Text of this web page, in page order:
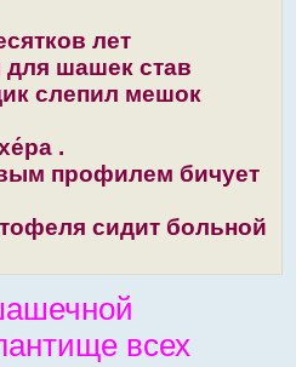
лет
шашек став
слепил мешок
.
профилем бичует
сидит больной
всех